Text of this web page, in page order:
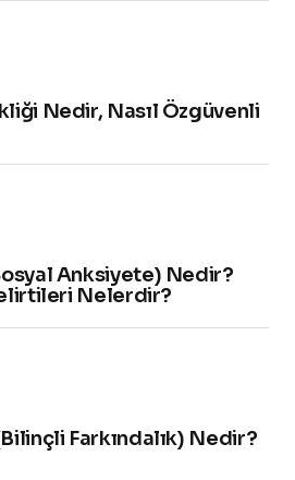
Nedir, Nasıl Özgüvenli
Anksiyete) Nedir?
Nelerdir?
Farkındalık) Nedir?